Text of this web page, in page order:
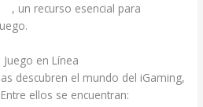
, un recurso esencial para
en Línea
descubren el mundo del iGaming,
ellos se encuentran: